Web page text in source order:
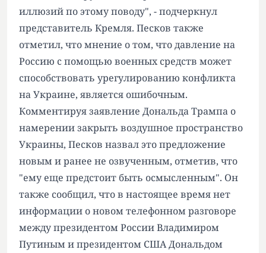
иллюзий по этому поводу", - подчеркнул
представитель Кремля. Песков также
отметил, что мнение о том, что давление на
Россию с помощью военных средств может
способствовать урегулированию конфликта
на Украине, является ошибочным.
Комментируя заявление Дональда Трампа о
намерении закрыть воздушное пространство
Украины, Песков назвал это предложение
новым и ранее не озвученным, отметив, что
"ему еще предстоит быть осмысленным". Он
также сообщил, что в настоящее время нет
информации о новом телефонном разговоре
между президентом России Владимиром
Путиным и президентом США Дональдом